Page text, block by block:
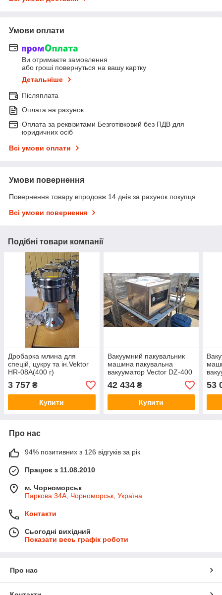
Умови оплати
Ви отримаєте замовлення
або гроші повернуться на вашу картку
Детальніше
Післяплата
Оплата на рахунок
Оплата за реквізитами Безготівковий без ПДВ для
юридичних осіб
Всі умови оплати
Умови повернення
Повернення товару впродовж 14 днів за рахунок покупця
Всі умови повернення
Подібні товари компанії
Дробарка млина для
спецій, цукру та ін.Vektor
HR-08A(400 г)
3 757 ₴
Купити
Вакуумний пакувальник
машина пакувальна
вакууматор Vector DZ-400
220 В дві зварювальні
планки
42 434₴
Купити
220
53
Про нас
94% позитивних з 126 відгуків за рік
Працює з 11.08.2010
м. Чорноморськ
Паркова 34А, Чорноморськ, Україна
Контакти
Сьогодні вихідний
Показати весь графік роботи
Про нас